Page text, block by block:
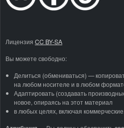
Лицензия CC BY-SA
Вы можете свободно:
Делиться (обмениваться) —
на любом носителе и в любом
Адаптировать (создавать
новое, опираясь на этот материал
в любых целях, включая